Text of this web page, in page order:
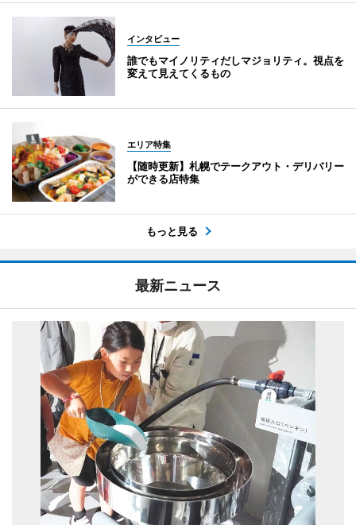
インタビュー
誰でもマイノリティだしマジョリティ。視点を
変えて見えてくるもの
エリア特集
【随時更新】札幌でテークアウト・デリバリー
ができる店特集
もっと見る
最新ニュース